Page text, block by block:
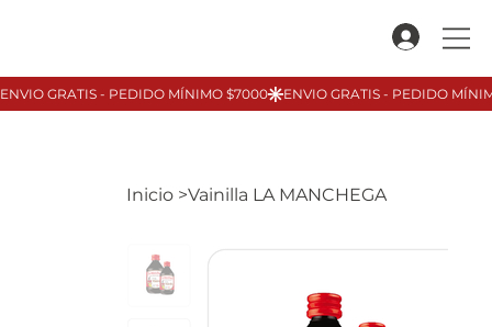
Inicio >Vainilla LA MANCHEGA